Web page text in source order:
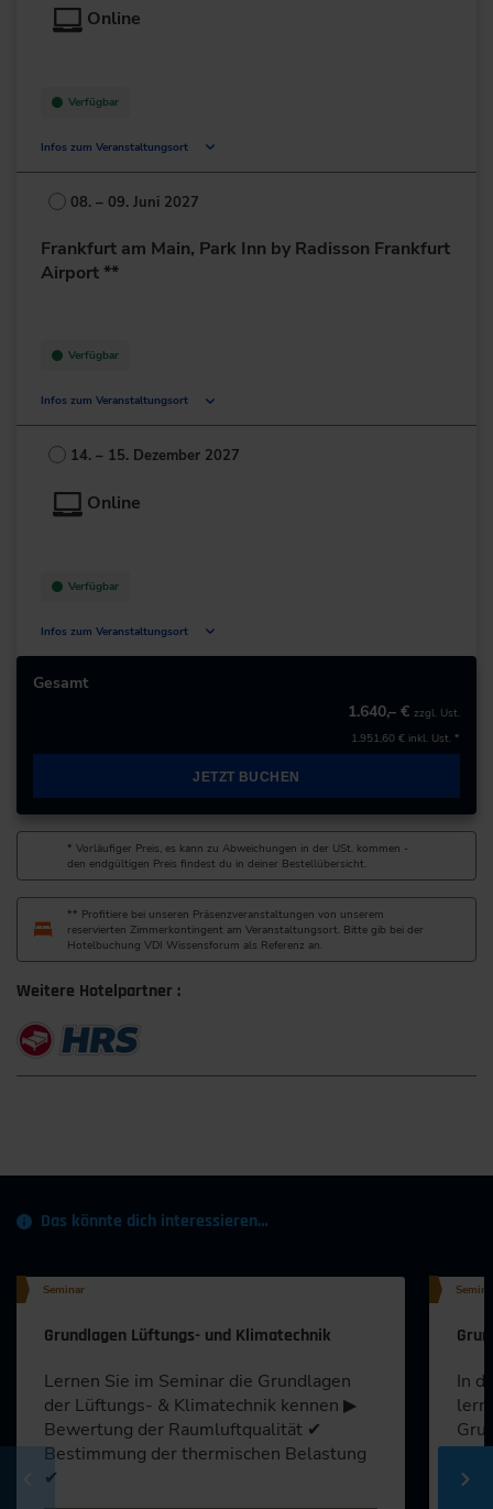
+49 211/6214-201
Online
Verfügbar
Infos zum Veranstaltungsort
Deutschland
+49 211/6214-201
08. – 09. Juni 2027
Frankfurt am Main, Park Inn by Radisson Frankfurt
Airport **
Verfügbar
Infos zum Veranstaltungsort
Amelia-Mary-Earhart-Straße 10
60549 Frankfurt am Main
14. – 15. Dezember 2027
Online
Verfügbar
Infos zum Veranstaltungsort
Deutschland
Gesamt
1.640,– € zzgl. Ust.
1.951,60 € inkl. Ust. *
JETZT BUCHEN
* Vorläufiger Preis, es kann zu Abweichungen in der USt. kommen -
den endgültigen Preis findest du in deiner Bestellübersicht.
** Profitiere bei unseren Präsenzveranstaltungen von unserem
reservierten Zimmerkontingent am Veranstaltungsort. Bitte gib bei der
Hotelbuchung VDI Wissensforum als Referenz an.
Weitere Hotelpartner :
Das könnte dich interessieren…
Seminar
Grundlagen Lüftungs- und Klimatechnik
Lernen Sie im Seminar die Grundlagen
der Lüftungs- & Klimatechnik kennen ▶
Bewertung der Raumluftqualität ✔
Bestimmung der thermischen Belastung
✔
In